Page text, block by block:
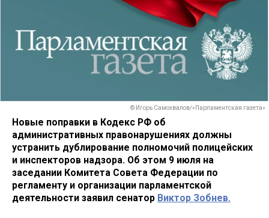
© Игорь Самохвалов/«Парламентская газета»
Новые поправки в Кодекс РФ об
административных правонарушениях должны
устранить дублирование полномочий полицейских
и инспекторов надзора. Об этом 9 июля на
заседании Комитета Совета Федерации по
регламенту и организации парламентской
деятельности заявил сенатор Виктор Зобнев.